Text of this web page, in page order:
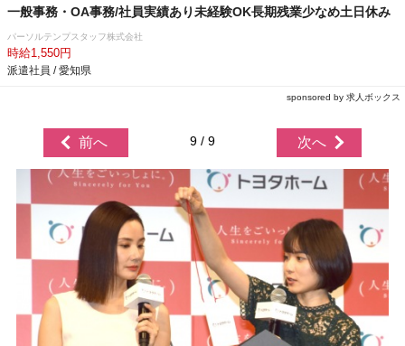
一般事務・OA事務/社員実績あり未経験OK長期残業少なめ土日休み
パーソルテンプスタッフ株式会社
時給1,550円
派遣社員 / 愛知県
sponsored by 求人ボックス
前へ 9 / 9 次へ